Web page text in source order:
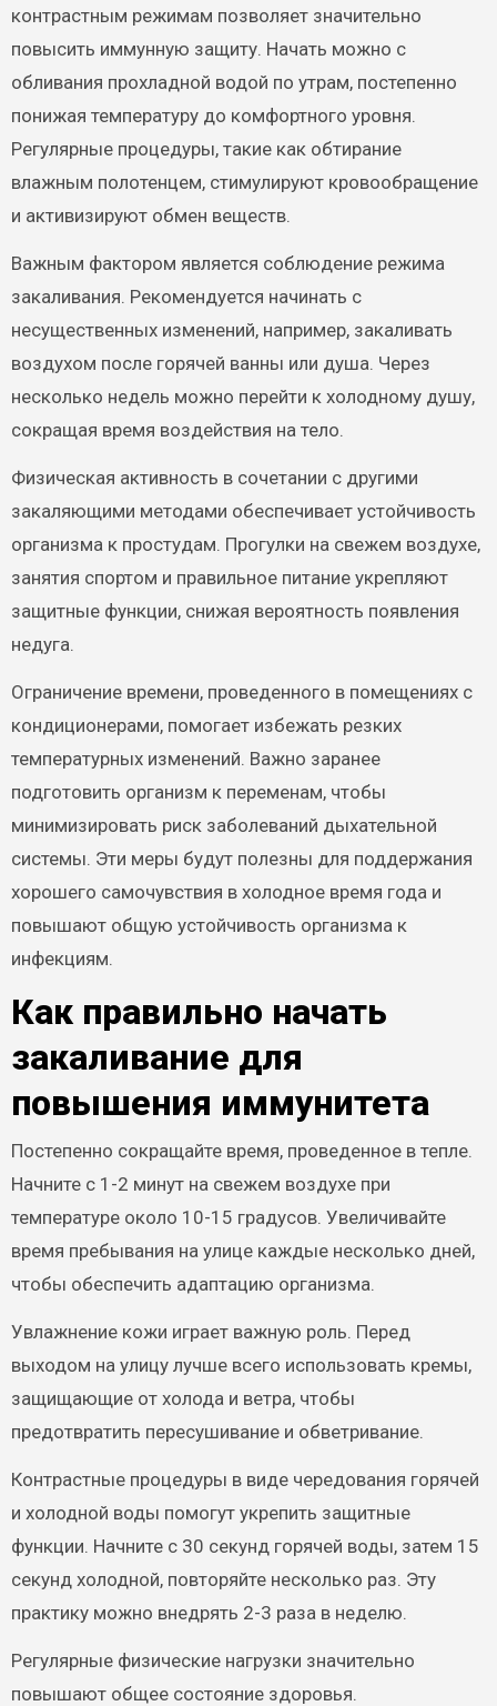
контрастным режимам позволяет значительно
повысить иммунную защиту. Начать можно с
обливания прохладной водой по утрам, постепенно
понижая температуру до комфортного уровня.
Регулярные процедуры, такие как обтирание
влажным полотенцем, стимулируют кровообращение
и активизируют обмен веществ.
Важным фактором является соблюдение режима
закаливания. Рекомендуется начинать с
несущественных изменений, например, закаливать
воздухом после горячей ванны или душа. Через
несколько недель можно перейти к холодному душу,
сокращая время воздействия на тело.
Физическая активность в сочетании с другими
закаляющими методами обеспечивает устойчивость
организма к простудам. Прогулки на свежем воздухе,
занятия спортом и правильное питание укрепляют
защитные функции, снижая вероятность появления
недуга.
Ограничение времени, проведенного в помещениях с
кондиционерами, помогает избежать резких
температурных изменений. Важно заранее
подготовить организм к переменам, чтобы
минимизировать риск заболеваний дыхательной
системы. Эти меры будут полезны для поддержания
хорошего самочувствия в холодное время года и
повышают общую устойчивость организма к
инфекциям.
Как правильно начать
закаливание для
повышения иммунитета
Постепенно сокращайте время, проведенное в тепле.
Начните с 1-2 минут на свежем воздухе при
температуре около 10-15 градусов. Увеличивайте
время пребывания на улице каждые несколько дней,
чтобы обеспечить адаптацию организма.
Увлажнение кожи играет важную роль. Перед
выходом на улицу лучше всего использовать кремы,
защищающие от холода и ветра, чтобы
предотвратить пересушивание и обветривание.
Контрастные процедуры в виде чередования горячей
и холодной воды помогут укрепить защитные
функции. Начните с 30 секунд горячей воды, затем 15
секунд холодной, повторяйте несколько раз. Эту
практику можно внедрять 2-3 раза в неделю.
Регулярные физические нагрузки значительно
повышают общее состояние здоровья.